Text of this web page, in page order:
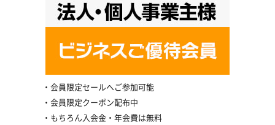
会員限定セールへご参加可能
会員限定クーポン配布中
もちろん入会金・年会費は無料